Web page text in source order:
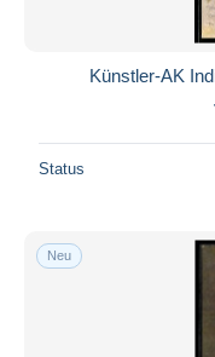
Künstler-AK
Status
Neu